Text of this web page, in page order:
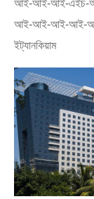
আই-আই-আই-এইচ-
আই-আই-আই-আই-আ
ইট্যানকিয়াম